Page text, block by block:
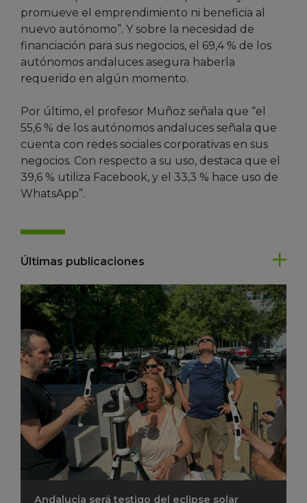
promueve el emprendimiento ni beneficia al
nuevo autónomo”. Y sobre la necesidad de
financiación para sus negocios, el 69,4 % de los
autónomos andaluces asegura haberla
requerido en algún momento.
Por último, el profesor Muñoz señala que “el
55,6 % de los autónomos andaluces señala que
cuenta con redes sociales corporativas en sus
negocios. Con respecto a su uso, destaca que el
39,6 % utiliza Facebook, y el 33,3 % hace uso de
WhatsApp”.
Últimas publicaciones
Andalucía será testigo del eclipse solar